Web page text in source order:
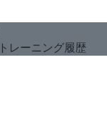
トレーニング履歴